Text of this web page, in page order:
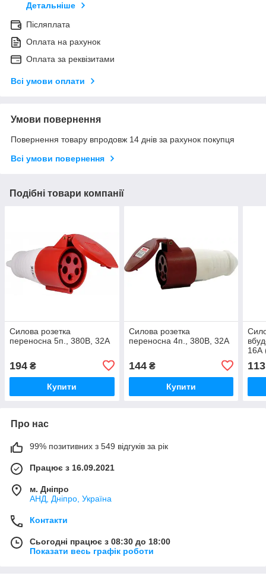
Детальніше
Післяплата
Оплата на рахунок
Оплата за реквізитами
Всі умови оплати
Умови повернення
Повернення товару впродовж 14 днів за рахунок покупця
Всі умови повернення
Подібні товари компанії
Силова розетка
переносна 5п., 380В, 32А
194 ₴
Купити
Силова розетка
переносна 4п., 380В, 32А
144₴
Купити
16А
113
Про нас
99% позитивних з 549 відгуків за рік
Працює з 16.09.2021
м. Дніпро
АНД, Дніпро, Україна
Контакти
Сьогодні працює з 08:30 до 18:00
Показати весь графік роботи